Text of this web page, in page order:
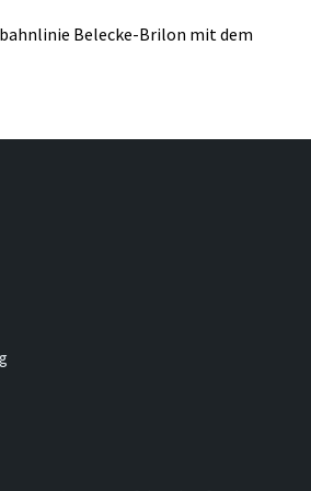
Belecke-Brilon mit dem